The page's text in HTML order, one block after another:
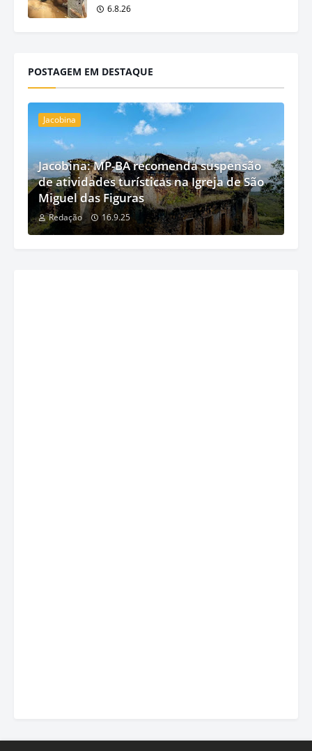
6.8.26
POSTAGEM EM DESTAQUE
Jacobina
Jacobina: MP-BA recomenda suspensão
de atividades turísticas na Igreja de São
Miguel das Figuras
Redação 16.9.25